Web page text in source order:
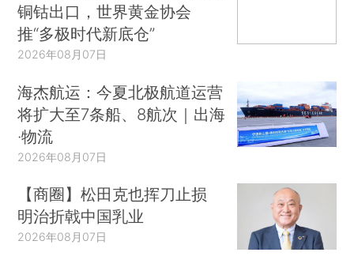
铜钴出口，世界黄金协会
推“多极时代新底仓”
2026年08月07日
海杰航运：今夏北极航道运营
将扩大至7条船、8航次｜出海
·物流
2026年08月07日
【商圈】松田克也挥刀止损
明治折戟中国乳业
2026年08月07日